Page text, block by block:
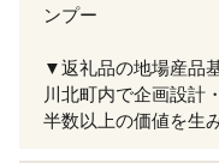
ンプー
▼返礼品の地場産品
川北町内で企画設計
半数以上の価値を生